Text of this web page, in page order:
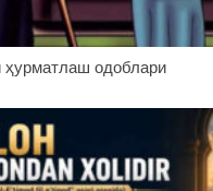
ҳурматлаш одоблари